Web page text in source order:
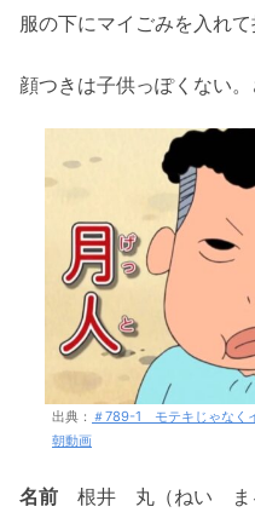
服の下にマイごみを入れて
顔つきは子供っぽくない
出典： ＃789-1 モテキじゃなく
朝動画
名前 根井 丸（ねい ま